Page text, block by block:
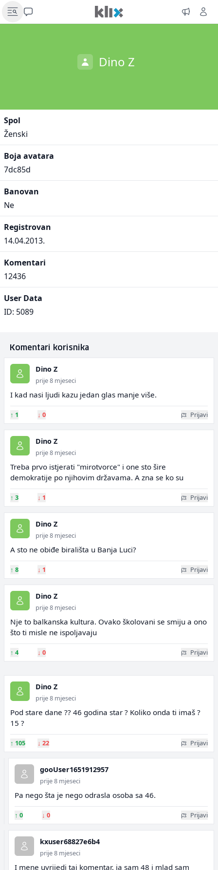
Dino Z
Spol
Ženski
Boja avatara
7dc85d
Banovan
Ne
Registrovan
14.04.2013.
Komentari
12436
User Data
ID: 5089
Komentari korisnika
Dino Z
prije 8 mjeseci
I kad nasi ljudi kazu jedan glas manje više.
↑ 1 ↓ 0 Prijavi
Dino Z
prije 8 mjeseci
Treba prvo istjerati "mirotvorce" i one sto šire
demokratije po njihovim državama. A zna se ko su
↑ 3 ↓ 1 Prijavi
Dino Z
prije 8 mjeseci
A sto ne obiđe birališta u Banja Luci?
↑ 8 ↓ 1 Prijavi
Dino Z
prije 8 mjeseci
Nje to balkanska kultura. Ovako školovani se smiju a ono
što ti misle ne ispoljavaju
↑ 4 ↓ 0 Prijavi
Dino Z
prije 8 mjeseci
Pod stare dane ?? 46 godina star ? Koliko onda ti imaš ?
15 ?
↑ 105 ↓ 22 Prijavi
gooUser1651912957
prije 8 mjeseci
Pa nego šta je nego odrasla osoba sa 46.
↑ 0 ↓ 0 Prijavi
kxuser68827e6b4
prije 8 mjeseci
I mene uvrijedi taj komentar, ja sam 48 i mlad sam